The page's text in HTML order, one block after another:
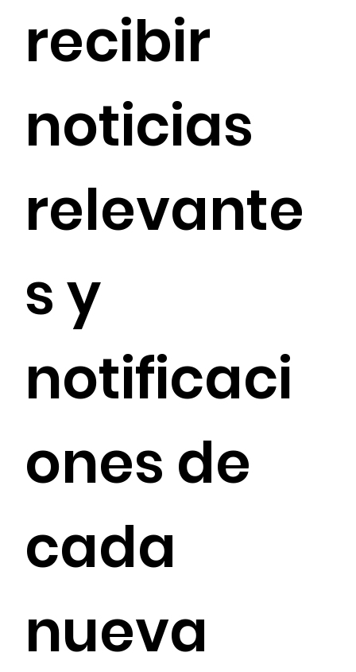
recibir
noticias
relevante
s y
notificaci
ones de
cada
nueva